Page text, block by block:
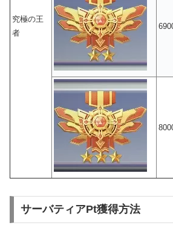
究極の王
者
サーバティアPt獲得方法